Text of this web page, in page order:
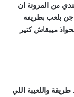
ده فغيرت الخطة لـ 3-4-3 وعندي من المرونة ان
بلعب بطريقة
ميبقاش كتير
واللعيبة اللي